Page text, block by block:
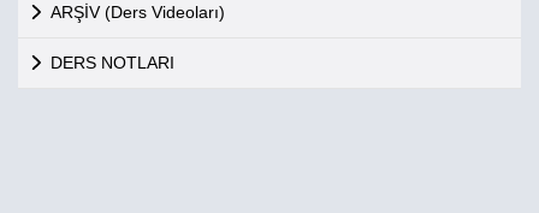
ARŞİV (Ders Videoları)
DERS NOTLARI